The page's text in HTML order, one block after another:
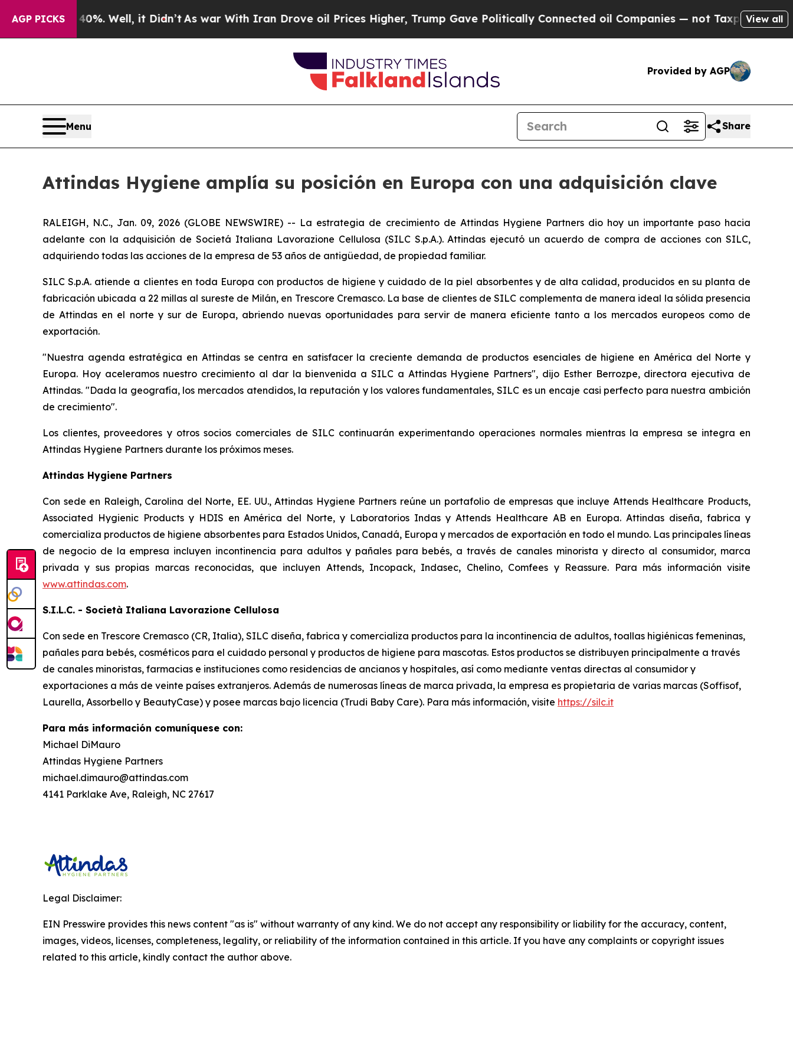
AGP PICKS40%. Well, it Didn’t As war With Iran Drove oil Prices Higher, Trump Gave Politically Connected oil Companies — not Taxpayers — theView all
Provided by AGP
Menu Share
Attindas Hygiene amplía su posición en Europa con una adquisición clave
RALEIGH, N.C., Jan. 09, 2026 (GLOBE NEWSWIRE) -- La estrategia de crecimiento de Attindas Hygiene Partners dio hoy un importante paso hacia
adelante con la adquisición de Societá Italiana Lavorazione Cellulosa (SILC S.p.A.). Attindas ejecutó un acuerdo de compra de acciones con SILC,
adquiriendo todas las acciones de la empresa de 53 años de antigüedad, de propiedad familiar.
SILC S.p.A. atiende a clientes en toda Europa con productos de higiene y cuidado de la piel absorbentes y de alta calidad, producidos en su planta de
fabricación ubicada a 22 millas al sureste de Milán, en Trescore Cremasco. La base de clientes de SILC complementa de manera ideal la sólida presencia
de Attindas en el norte y sur de Europa, abriendo nuevas oportunidades para servir de manera eficiente tanto a los mercados europeos como de
exportación.
"Nuestra agenda estratégica en Attindas se centra en satisfacer la creciente demanda de productos esenciales de higiene en América del Norte y
Europa. Hoy aceleramos nuestro crecimiento al dar la bienvenida a SILC a Attindas Hygiene Partners", dijo Esther Berrozpe, directora ejecutiva de
Attindas. "Dada la geografía, los mercados atendidos, la reputación y los valores fundamentales, SILC es un encaje casi perfecto para nuestra ambición
de crecimiento".
Los clientes, proveedores y otros socios comerciales de SILC continuarán experimentando operaciones normales mientras la empresa se integra en
Attindas Hygiene Partners durante los próximos meses.
Attindas Hygiene Partners
Con sede en Raleigh, Carolina del Norte, EE. UU., Attindas Hygiene Partners reúne un portafolio de empresas que incluye Attends Healthcare Products,
Associated Hygienic Products y HDIS en América del Norte, y Laboratorios Indas y Attends Healthcare AB en Europa. Attindas diseña, fabrica y
comercializa productos de higiene absorbentes para Estados Unidos, Canadá, Europa y mercados de exportación en todo el mundo. Las principales líneas
de negocio de la empresa incluyen incontinencia para adultos y pañales para bebés, a través de canales minorista y directo al consumidor, marca
privada y sus propias marcas reconocidas, que incluyen Attends, Incopack, Indasec, Chelino, Comfees y Reassure. Para más información visite
www.attindas.com.
S.I.L.C. - Società Italiana Lavorazione Cellulosa
Con sede en Trescore Cremasco (CR, Italia), SILC diseña, fabrica y comercializa productos para la incontinencia de adultos, toallas higiénicas femeninas,
pañales para bebés, cosméticos para el cuidado personal y productos de higiene para mascotas. Estos productos se distribuyen principalmente a través
de canales minoristas, farmacias e instituciones como residencias de ancianos y hospitales, así como mediante ventas directas al consumidor y
exportaciones a más de veinte países extranjeros. Además de numerosas líneas de marca privada, la empresa es propietaria de varias marcas (Soffisof,
Laurella, Assorbello y BeautyCase) y posee marcas bajo licencia (Trudi Baby Care). Para más información, visite https://silc.it
Para más información comuníquese con:
Michael DiMauro
Attindas Hygiene Partners
michael.dimauro@attindas.com
4141 Parklake Ave, Raleigh, NC 27617
Legal Disclaimer:
EIN Presswire provides this news content "as is" without warranty of any kind. We do not accept any responsibility or liability for the accuracy, content,
images, videos, licenses, completeness, legality, or reliability of the information contained in this article. If you have any complaints or copyright issues
related to this article, kindly contact the author above.